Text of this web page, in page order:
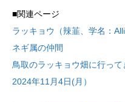
■関連ページ
ラッキョウ（辣韮、学名：
ネギ属の仲間
鳥取のラッキョウ畑に行っ
2024年11月4日(月）